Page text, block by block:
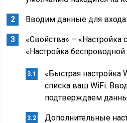
Вводим данные для
«Свойства» – «Настройка
«Настройка беспроводной
«Быстрая настройка
списка ваш WiFi.
подтверждаем
Дополнительные